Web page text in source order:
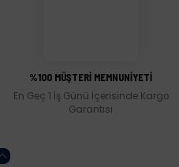
%100 MÜŞTERİ MEMNUNİYETİ
En Geç 1 İş Günü İçerisinde Kargo
Garantisi